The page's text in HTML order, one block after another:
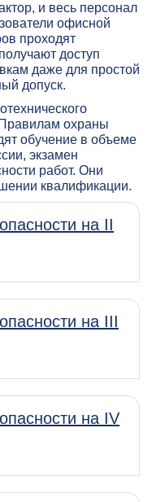
и весь персонал
офисной
проходят
доступ
даже для простой
допуск.
охраны
обучение в объеме
экзамен
работ. Они
квалификации.
на II
на III
на IV